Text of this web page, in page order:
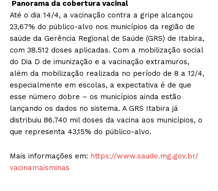
Panorama da cobertura vacinal
Até o dia 14/4, a vacinação contra a gripe alcançou
23,67% do público-alvo nos municípios da região de
saúde da Gerência Regional de Saúde (GRS) de Itabira,
com 38.512 doses aplicadas. Com a mobilização social
do Dia D de imunização e a vacinação extramuros,
além da mobilização realizada no período de 8 a 12/4,
especialmente em escolas, a expectativa é de que
esse número dobre – os municípios ainda estão
lançando os dados no sistema. A GRS Itabira já
distribuiu 86.740 mil doses da vacina aos municípios, o
que representa 43,15% do público-alvo.
Mais informações em: https://www.saude.mg.gov.br/
vacinamaisminas